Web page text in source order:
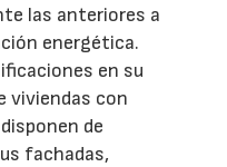
las anteriores a
energética.
en su
viviendas con
de
fachadas,